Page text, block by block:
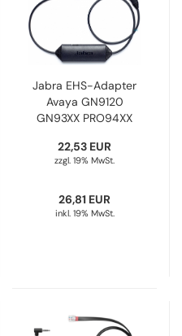
Jabra EHS-Adapter
Avaya GN9120
GN93XX PRO94XX
DHSG 14201-33
22,53 EUR
zzgl. 19% MwSt.
26,81 EUR
inkl. 19% MwSt.